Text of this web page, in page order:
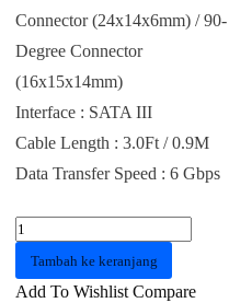
Connector (24x14x6mm) / 90-
Degree Connector
(16x15x14mm)
Interface : SATA III
Cable Length : 3.0Ft / 0.9M
Data Transfer Speed : 6 Gbps
Kuantitas
Kabel
ORICO
Tambah ke keranjang
Add To Wishlist Compare